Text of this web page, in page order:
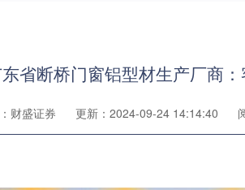
省断桥门窗铝型材生产厂商
财盛证券 更新：2024-09-24 14:14:40